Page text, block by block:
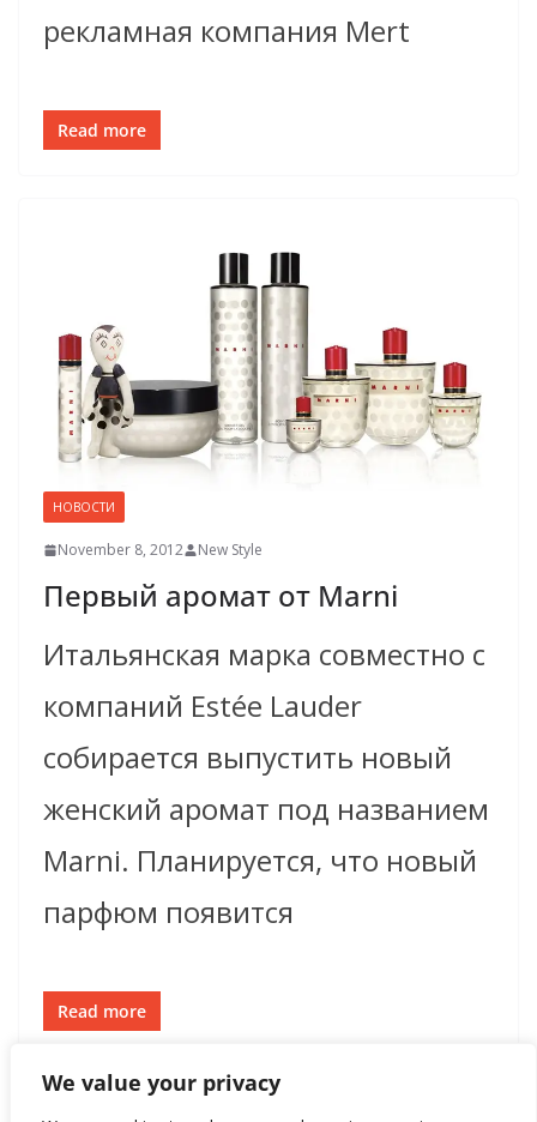
We value your privacy
рекламная компания Mert
Read more
НОВОСТИ
November 8, 2012 New Style
Первый аромат от Marni
Итальянская марка совместно с
компаний Estée Lauder
собирается выпустить новый
женский аромат под названием
Marni. Планируется, что новый
парфюм появится
Read more